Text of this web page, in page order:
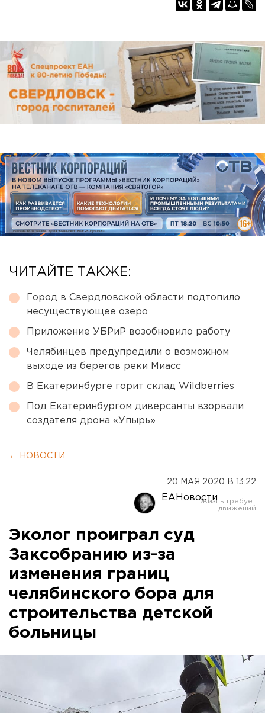
ЧИТАЙТЕ ТАКЖЕ:
Город в Свердловской области подтопило
несуществующее озеро
Приложение УБРиР возобновило работу
Челябинцев предупредили о возможном
выходе из берегов реки Миасс
В Екатеринбурге горит склад Wildberries
Под Екатеринбургом диверсанты взорвали
создателя дрона «Упырь»
← НОВОСТИ
20 МАЯ 2020 В 13:22
ЕАНовости
Эколог проиграл суд
Заксобранию из-за
изменения границ
челябинского бора для
строительства детской
больницы